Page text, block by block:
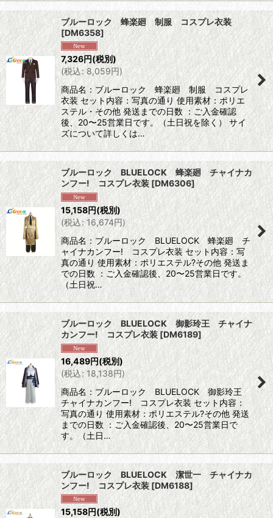
ブルーロック 蜂楽廻 制服 コスプレ衣装
[DM6358]
7,326円(税別)
(税込: 8,059円)
商品名：ブルーロック 蜂楽廻 制服 コスプレ
衣装 セット内容：写真の通り 使用素材：ポリエ
ステル・その他 発送までの日数 ：ご入金確認
後、20〜25営業日です。（土日祝を除く） サイ
ズについて詳しくは…
ブルーロック BLUELOCK 蜂楽廻 チャイナカ
ンフー! コスプレ衣装 [DM6306]
15,158円(税別)
(税込: 16,674円)
商品名：ブルーロック BLUELOCK 蜂楽廻 チ
ャイナカンフー! コスプレ衣装 セット内容：写
真の通り 使用素材：ポリエステル?その他 発送ま
での日数 ：ご入金確認後、20〜25営業日です。
（土日祝…
ブルーロック BLUELOCK 御影玲王 チャイナ
カンフー! コスプレ衣装[DM6189]
16,489円(税別)
(税込: 18,138円)
商品名：ブルーロック BLUELOCK 御影玲王
チャイナカンフー! コスプレ衣装 セット内容：
写真の通り 使用素材：ポリエステル?その他 発送
までの日数 ：ご入金確認後、20〜25営業日で
す。（土日…
ブルーロック BLUELOCK 潔世一 チャイナカ
ンフー! コスプレ衣装 [DM6188]
15,158円(税別)